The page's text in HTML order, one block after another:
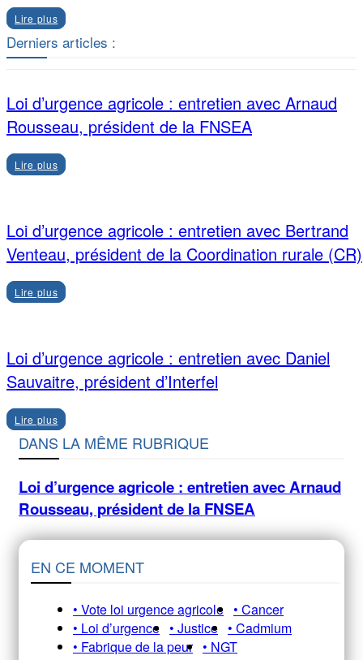
Lire plus
Derniers articles :
Loi d’urgence agricole : entretien avec Arnaud
Rousseau, président de la FNSEA
Lire plus
Loi d’urgence agricole : entretien avec Bertrand
Venteau, président de la Coordination rurale (CR)
Lire plus
Loi d’urgence agricole : entretien avec Daniel
Sauvaitre, président d’Interfel
Lire plus
DANS LA MÊME RUBRIQUE
Loi d’urgence agricole : entretien avec Arnaud
Rousseau, président de la FNSEA
EN CE MOMENT
• Vote loi urgence agricole • Cancer
• Loi d’urgence • Justice • Cadmium
• Fabrique de la peur • NGT